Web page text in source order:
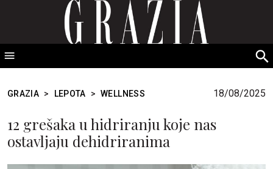
GRAZIA Srbija
GRAZIA > LEPOTA > WELLNESS 18/08/2025
12 grešaka u hidriranju koje nas
ostavljaju dehidriranima